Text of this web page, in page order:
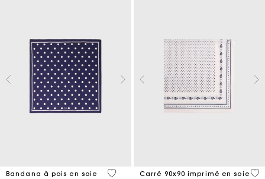
Bandana à pois en soie
4,6 out of 5 Customer Rating
Carré 90x90 imprimé en soie 5